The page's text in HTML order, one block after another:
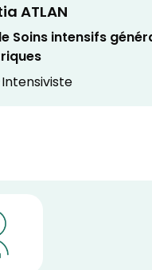
ATLAN
Soins intensifs